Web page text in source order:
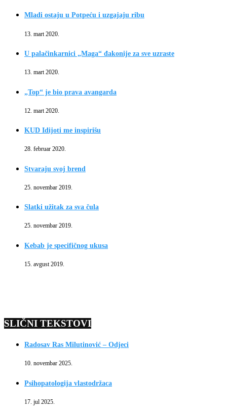
Mladi ostaju u Potpeću i uzgajaju ribu
13. mart 2020.
U palačinkarnici „Maga“ đakonije za sve uzraste
13. mart 2020.
„Top“ je bio prava avangarda
12. mart 2020.
KUD Idijoti me inspirišu
28. februar 2020.
Stvaraju svoj brend
25. novembar 2019.
Slatki užitak za sva čula
25. novembar 2019.
Kebab je specifičnog ukusa
15. avgust 2019.
SLIČNI TEKSTOVI
Radosav Ras Milutinović – Odjeci
10. novembar 2025.
Psihopatologija vlastodržaca
17. jul 2025.